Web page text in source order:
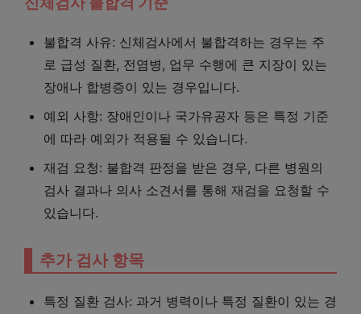
불합격 사유: 신체검사에서 불합격하는 경우는 주
로 급성 질환, 전염병, 업무 수행에 큰 지장이 있는
장애나 합병증이 있는 경우입니다.
예외 사항: 장애인이나 국가유공자 등은 특정 기준
에 따라 예외가 적용될 수 있습니다.
재검 요청: 불합격 판정을 받은 경우, 다른 병원의
검사 결과나 의사 소견서를 통해 재검을 요청할 수
있습니다.
추가 검사 항목
특정 질환 검사: 과거 병력이나 특정 질환이 있는 경